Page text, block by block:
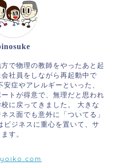
で物理の教師をやったあと起
社員をしながら再起動中で
症やアレルギーといった、
トが得意で、無理だと思われ
に戻ってきました。 大きな
ス面でも意外に「ついてる」
ビジネスに重心を置いて、サ
す。